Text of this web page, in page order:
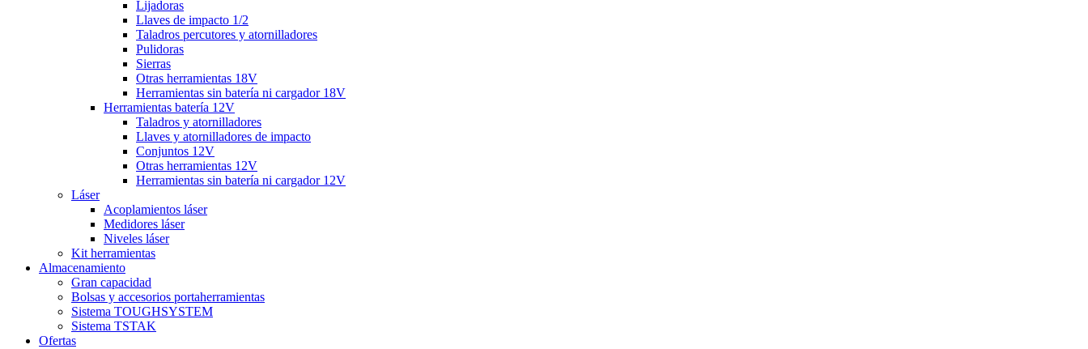
Lijadoras
Llaves de impacto 1/2
Taladros percutores y atornilladores
Pulidoras
Sierras
Otras herramientas 18V
Herramientas sin batería ni cargador 18V
Herramientas batería 12V
Taladros y atornilladores
Llaves y atornilladores de impacto
Conjuntos 12V
Otras herramientas 12V
Herramientas sin batería ni cargador 12V
Láser
Acoplamientos láser
Medidores láser
Niveles láser
Kit herramientas
Almacenamiento
Gran capacidad
Bolsas y accesorios portaherramientas
Sistema TOUGHSYSTEM
Sistema TSTAK
Ofertas